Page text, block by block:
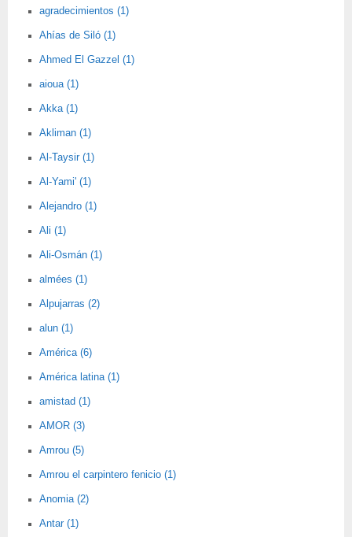
agradecimientos (1)
Ahías de Siló (1)
Ahmed El Gazzel (1)
aioua (1)
Akka (1)
Akliman (1)
Al-Taysir (1)
Al-Yami' (1)
Alejandro (1)
Ali (1)
Ali-Osmán (1)
almées (1)
Alpujarras (2)
alun (1)
América (6)
América latina (1)
amistad (1)
AMOR (3)
Amrou (5)
Amrou el carpintero fenicio (1)
Anomia (2)
Antar (1)